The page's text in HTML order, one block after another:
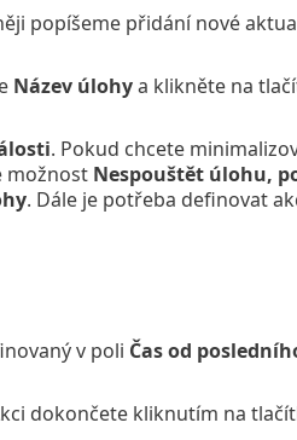
popíšeme přidání nové
Název úlohya klikněte na
. Pokud chcete
možnost Nespouštět úlohu,
. Dále je potřeba definovat
v poli Čas od
dokončete kliknutím na